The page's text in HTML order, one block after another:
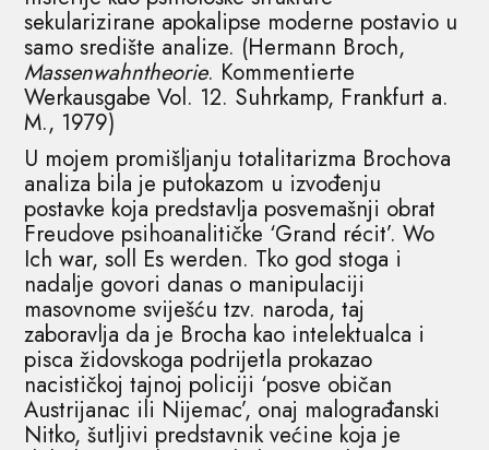
sekularizirane apokalipse moderne postavio u
samo središte analize. (Hermann Broch,
Massenwahntheorie. Kommentierte
Werkausgabe Vol. 12. Suhrkamp, Frankfurt a.
M., 1979)
U mojem promišljanju totalitarizma Brochova
analiza bila je putokazom u izvođenju
postavke koja predstavlja posvemašnji obrat
Freudove psihoanalitičke ‘Grand récit’. Wo
Ich war, soll Es werden. Tko god stoga i
nadalje govori danas o manipulaciji
masovnome sviješću tzv. naroda, taj
zaboravlja da je Brocha kao intelektualca i
pisca židovskoga podrijetla prokazao
nacističkoj tajnoj policiji ‘posve običan
Austrijanac ili Nijemac’, onaj malograđanski
Nitko, šutljivi predstavnik većine koja je